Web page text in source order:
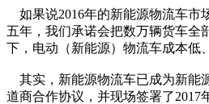
如果说2016年的新能源物流车市
五年，我们承诺会把数万辆货车全
下，电动（新能源）物流车成本低
其实，新能源物流车已成为新能
道商合作协议，并现场签署了2017